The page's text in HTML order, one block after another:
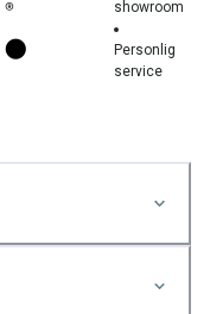
showroom
Personlig
service